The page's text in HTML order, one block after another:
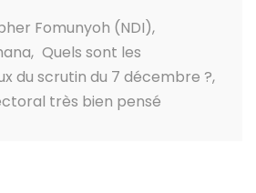
Fomunyoh (NDI),
, Quels sont les
du scrutin du 7 décembre ?,
très bien pensé